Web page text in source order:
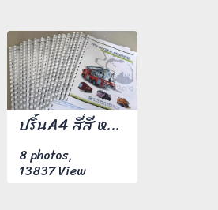
ปริ้นA4 สี่สี หน้าหลัง พร้อมเข้าเล่มสันห่วงพลาสติก (กระดูกงู) 150 ชุด
8 photos,
13837 View